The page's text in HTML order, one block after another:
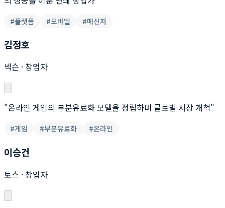
#플랫폼 #모바일 #메신저
김정호
넥슨 · 창업자
"온라인 게임의 부분유료화 모델을 정립하며 글로벌 시장 개척"
#게임 #부분유료화 #온라인
이승건
토스 · 창업자